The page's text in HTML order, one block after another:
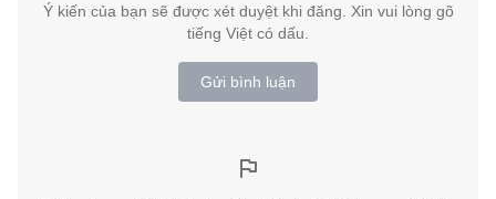
Ý kiến của bạn sẽ được xét duyệt khi đăng. Xin vui lòng gõ
tiếng Việt có dấu.
Gửi bình luận